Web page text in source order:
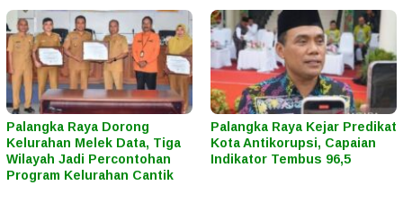
Palangka Raya Dorong
Kelurahan Melek Data, Tiga
Wilayah Jadi Percontohan
Program Kelurahan Cantik
Palangka Raya Kejar Predikat
Kota Antikorupsi, Capaian
Indikator Tembus 96,5